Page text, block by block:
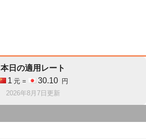
本日の適用レート
1 元 = 30.10
円
2026年8月7日更新